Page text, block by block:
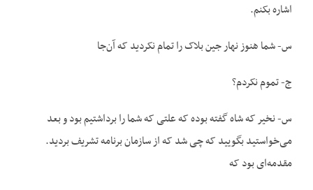
اشاره بکنم.
س- شما هنوز نهار جین بلاک را تمام نکردید که آن‌جا
ج- تموم نکردم؟
س- نخیر که شاه گفته بوده که علتی که شما را برداشتیم بود و بعد
می‌خواستید بگویید که چی شد که از سازمان برنامه تشریف بردید.
مقدمه‌ای بود که